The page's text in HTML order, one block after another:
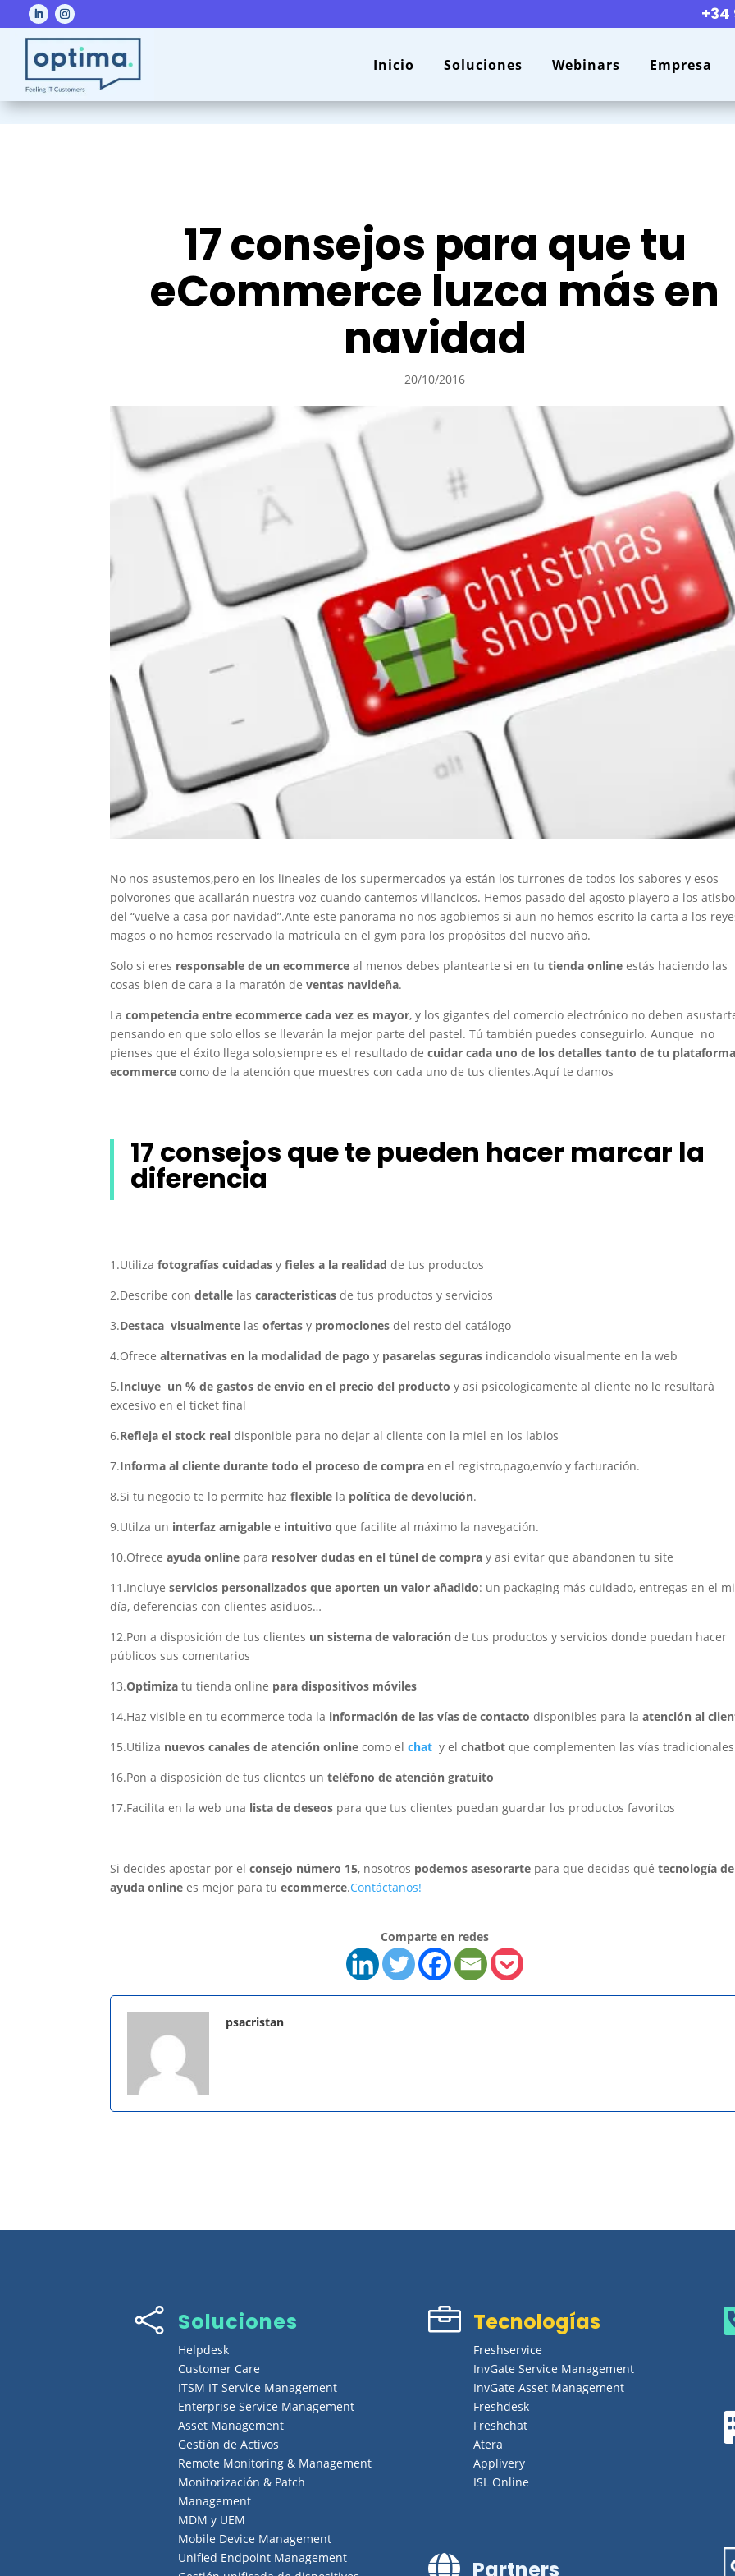
+34
Inicio Soluciones Webinars Empresa
17 consejos para que tu
eCommerce luzca más en
navidad
20/10/2016
No nos asustemos,pero en los lineales de los supermercados ya están los turrones de todos los sabores y esos
polvorones que acallarán nuestra voz cuando cantemos villancicos. Hemos pasado del agosto playero a los
del “vuelve a casa por navidad”.Ante este panorama no nos agobiemos si aun no hemos escrito la carta a los
magos o no hemos reservado la matrícula en el gym para los propósitos del nuevo año.
Solo si eres responsable de un ecommerce al menos debes plantearte si en tu tienda online estás haciendo las
cosas bien de cara a la maratón deventas navideña.
Lacompetencia entre ecommerce cada vez es mayor, y los gigantes del comercio electrónico no deben
pensando en que solo ellos se llevarán la mejor parte del pastel. Tú también puedes conseguirlo. Aunque no
pienses que el éxito llega solo,siempre es el resultado decuidar cada uno de los detalles tanto de tu
ecommerce como de la atención que muestres con cada uno de tus clientes.Aquí te damos
17 consejos que te pueden hacer marcar la
diferencia
1.Utiliza fotografías cuidadas y fieles a la realidad de tus productos
2.Describe condetalle lascaracteristicas de tus productos y servicios
3.Destaca visualmente lasofertas y promociones del resto del catálogo
4.Ofrecealternativas en la modalidad de pago y pasarelas seguras indicandolo visualmente en la web
5.Incluye un % de gastos de envío en el precio del producto y así psicologicamente al cliente no le resultará
excesivo en el ticket final
6.Refleja el stock real disponible para no dejar al cliente con la miel en los labios
7.Informa al cliente durante todo el proceso de compra en el registro,pago,envío y facturación.
8.Si tu negocio te lo permite hazflexible la política de devolución.
9.Utilza un interfaz amigable e intuitivo que facilite al máximo la navegación.
10.Ofreceayuda online para resolver dudas en el túnel de compra y así evitar que abandonen tu site
11.Incluye servicios personalizados que aporten un valor añadido: un packaging más cuidado, entregas en el
día, deferencias con clientes asiduos…
12.Pon a disposición de tus clientes un sistema de valoración de tus productos y servicios donde puedan hacer
públicos sus comentarios
13.Optimiza tu tienda online para dispositivos móviles
14.Haz visible en tu ecommerce toda la información de las vías de contacto disponibles para laatención al
15.Utiliza nuevos canales de atención online como elchat y elchatbot que complementen las vías
16.Pon a disposición de tus clientes un teléfono de atención gratuito
17.Facilita en la web una lista de deseos para que tus clientes puedan guardar los productos favoritos
Si decides apostar por elconsejo número 15, nosotros podemos asesorarte para que decidas qué tecnología de
ayuda online es mejor para tuecommerce.Contáctanos!
Comparte en redes
psacristan
 Soluciones
Helpdesk
Customer Care
ITSM IT Service Management
Enterprise Service Management
Asset Management
Gestión de Activos
Remote Monitoring & Management
Monitorización & Patch
Management
MDM y UEM
Mobile Device Management
Unified Endpoint Management
 Tecnologías
Freshservice
InvGate Service Management
InvGate Asset Management
Freshdesk
Freshchat
Atera
Applivery
ISL Online
 Partners